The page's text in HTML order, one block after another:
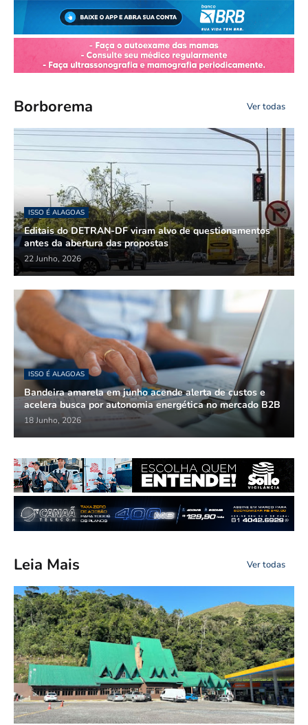
Borborema Ver todas
ISSO É ALAGOAS
Editais do DETRAN-DF viram alvo de questionamentos
antes da abertura das propostas
22 Junho, 2026
ISSO É ALAGOAS
Bandeira amarela em junho acende alerta de custos e
acelera busca por autonomia energética no mercado B2B
18 Junho, 2026
Leia Mais Ver todas